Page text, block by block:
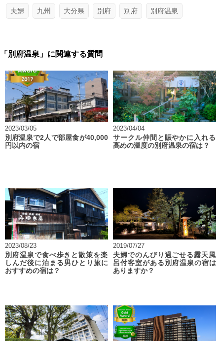
夫婦 九州 大分県 別府 別府 別府温泉
「別府温泉」に関連する質問
2023/03/05
別府温泉で2人で部屋食が40,000
円以内の宿
2023/04/04
サークル仲間と賑やかに入れる
高めの温度の別府温泉の宿は？
2023/08/23
別府温泉で食べ歩きと散策を楽
しんだ後に泊まる男ひとり旅に
おすすめの宿は？
2019/07/27
夫婦でのんびり過ごせる露天風
呂付客室がある別府温泉の宿は
ありますか？